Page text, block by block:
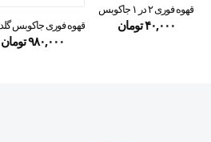
قهوه فوری ۲ در ۱ جاکوبس
۴۰,۰۰۰تومان
۹۸۰,۰۰۰تومان